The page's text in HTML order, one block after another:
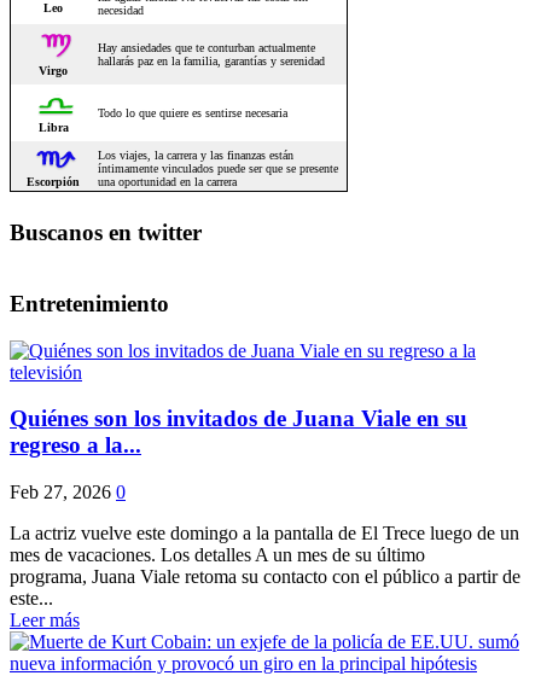
Buscanos en twitter
Entretenimiento
Quiénes son los invitados de Juana Viale en su
regreso a la...
Feb 27, 2026 0
La actriz vuelve este domingo a la pantalla de El Trece luego de un
mes de vacaciones. Los detalles A un mes de su último
programa, Juana Viale retoma su contacto con el público a partir de
este...
Leer más